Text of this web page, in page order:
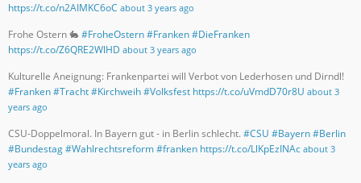
https://t.co/n2AIMKC6oC about 3 years ago
Frohe Ostern 🐇#FroheOstern #Franken #DieFranken
https://t.co/Z6QRE2WlHD about 3 years ago
Kulturelle Aneignung: Frankenpartei will Verbot von Lederhosen und Dirndl!
#Franken #Tracht #Kirchweih #Volksfest https://t.co/uVmdD70r8U about 3
years ago
CSU-Doppelmoral. In Bayern gut - in Berlin schlecht. #CSU #Bayern #Berlin
#Bundestag #Wahlrechtsreform #franken https://t.co/LlKpEzINAc about 3
years ago